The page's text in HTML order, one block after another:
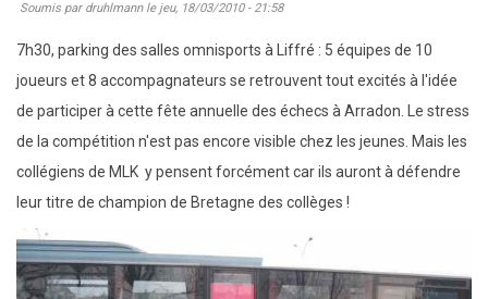
et
8
:
bonne
opération
des
équipes
Liffré
contre
Soumis par druhlmannle jeu, 18/03/2010 - 21:58
7h30, parking des salles omnisports à Liffré : 5 équipes de 10
joueurs et 8 accompagnateurs se retrouvent tout excités à l'idée
de participer à cette fête annuelle des échecs à Arradon. Le stress
de la compétition n'est pas encore visible chez les jeunes. Mais les
collégiens de MLK y pensent forcément car ils auront à défendre
leur titre de champion de Bretagne des collèges !